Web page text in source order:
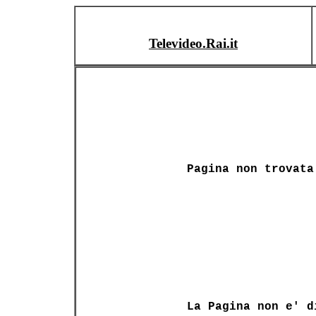
Televideo.Rai.it
Pagina non trovata
La Pagina non e'